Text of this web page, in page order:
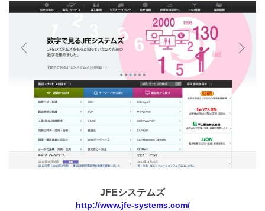
JFEシステムズ
http://www.jfe-systems.com/